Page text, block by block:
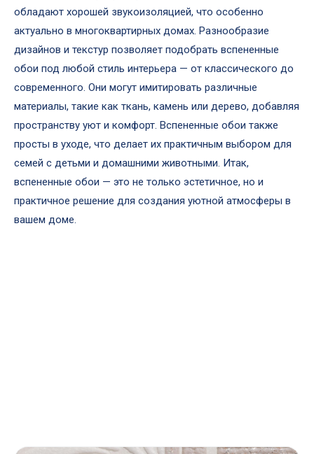
обладают хорошей звукоизоляцией, что особенно
актуально в многоквартирных домах. Разнообразие
дизайнов и текстур позволяет подобрать вспененные
обои под любой стиль интерьера — от классического до
современного. Они могут имитировать различные
материалы, такие как ткань, камень или дерево, добавляя
пространству уют и комфорт. Вспененные обои также
просты в уходе, что делает их практичным выбором для
семей с детьми и домашними животными. Итак,
вспененные обои — это не только эстетичное, но и
практичное решение для создания уютной атмосферы в
вашем доме.